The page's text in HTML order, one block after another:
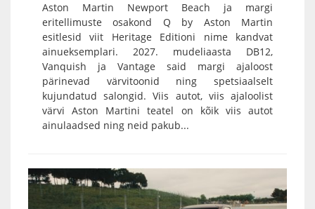
Aston Martin Newport Beach ja margi
eritellimuste osakond Q by Aston Martin
esitlesid viit Heritage Editioni nime kandvat
ainueksemplari. 2027. mudeliaasta DB12,
Vanquish ja Vantage said margi ajaloost
pärinevad värvitoonid ning spetsiaalselt
kujundatud salongid. Viis autot, viis ajaloolist
värvi Aston Martini teatel on kõik viis autot
ainulaadsed ning neid pakub...